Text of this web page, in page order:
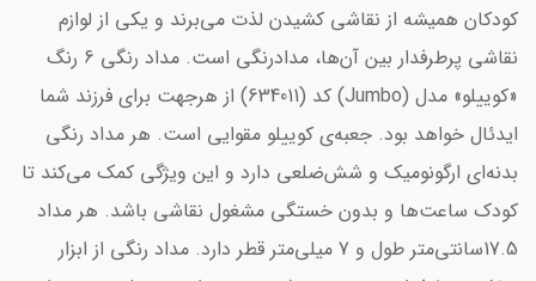
کودکان همیشه از نقاشی کشیدن لذت می‌برند و یکی از لوازم
نقاشی پرطرفدار بین آن‌ها، مدادرنگی است. مداد رنگی 6 رنگ
«کوییلو» مدل (Jumbo) کد (634011) از هرجهت برای فرزند شما
ایدئال خواهد بود. جعبه‌ی کوییلو مقوایی است. هر مداد رنگی
بدنه‌ای ارگونومیک و شش‌ضلعی دارد و این ویژگی کمک می‌کند تا
کودک ساعت‌ها و بدون خستگی مشغول نقاشی باشد. هر مداد
17.5سانتی‌متر طول و 7 میلی‌متر قطر دارد. مداد رنگی از ابزار